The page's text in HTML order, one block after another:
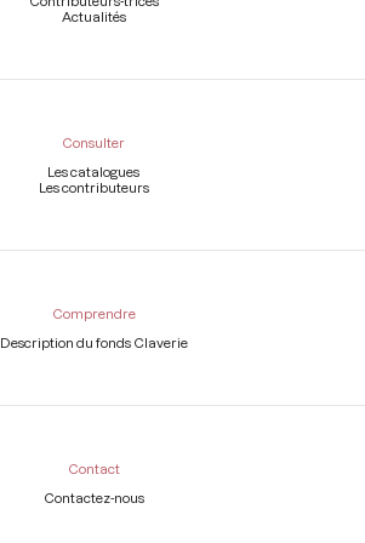
Actualités
Consulter
Les catalogues
Les contributeurs
Comprendre
Description du fonds Claverie
Contact
Contactez-nous